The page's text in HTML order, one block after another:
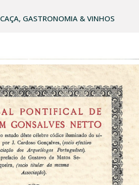
CAÇA, GASTRONOMIA & VINHOS